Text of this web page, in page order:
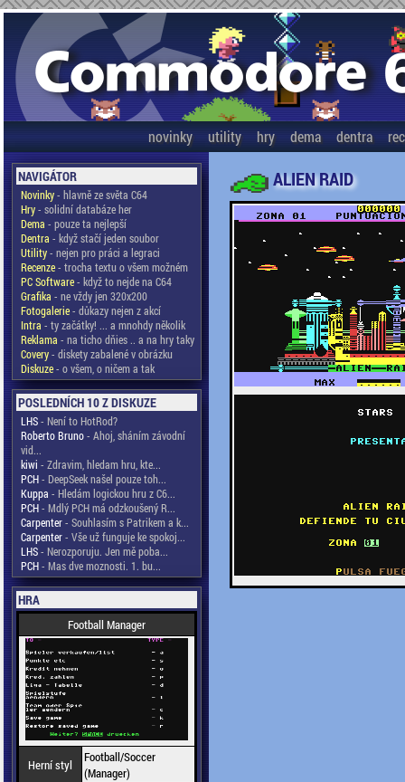
novinky utility hry dema dentra
NAVIGÁTOR
Novinky- hlavně ze světa C64
Hry- solidní databáze her
Dema - pouze ta nejlepší
Dentra - když stačí jeden soubor
Utility- nejen pro práci a legraci
Recenze- trocha textu o všem možném
PC Software- když to nejde na C64
Grafika - ne vždy jen 320x200
Fotogalerie- důkazy nejen z akcí
Intra - ty začátky! ... a mnohdy několik
Reklama - na ticho dňies .. a na hry taky
Covery- diskety zabalené v obrázku
Diskuze- o všem, o ničem a tak
POSLEDNÍCH 10 Z DISKUZE
LHS- Není to HotRod?
Roberto Bruno- Ahoj, sháním závodní
vid...
kiwi - Zdravim, hledam hru, kte...
PCH- DeepSeek našel pouze toh...
Kuppa - Hledám logickou hru z C6...
PCH- Mdlý PCH má odzkoušený R...
Carpenter- Souhlasím s Patrikem a k...
Carpenter- Vše už funguje ke spokoj...
LHS- Nerozporuju. Jen mě poba...
PCH- Mas dve moznosti. 1. bu...
HRA
Football Manager
Herní styl
Football/Soccer
(Manager)
ALIEN RAID